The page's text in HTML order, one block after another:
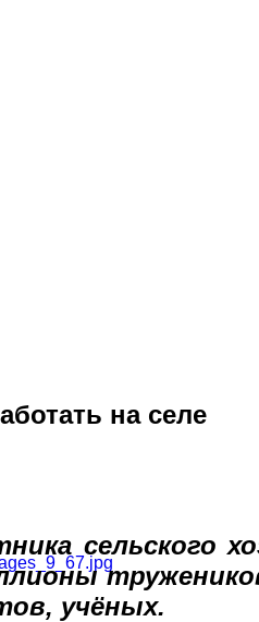
на селе
сельского
учёных.